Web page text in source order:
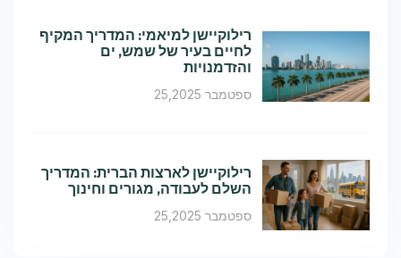
רילוקיישן למיאמי: המדריך המקיף
לחיים בעיר של שמש, ים
והזדמנויות
ספטמבר 25,2025
רילוקיישן לארצות הברית: המדריך
השלם לעבודה, מגורים וחינוך
ספטמבר 25,2025